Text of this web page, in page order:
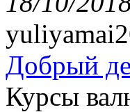
Добрый
Курсы